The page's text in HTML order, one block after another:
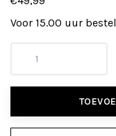
Voor 15.00 uur